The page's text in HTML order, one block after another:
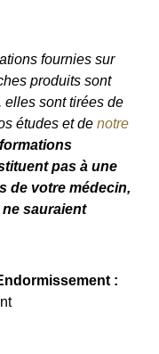
fournies sur
produits sont
elles sont tirées de
études et de notre
pas à une
de votre médecin,
sauraient
: